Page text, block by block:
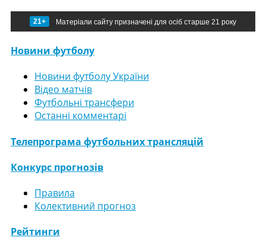
21+ Матеріали сайту призначені для осіб старше 21 року
Новини футболу
Новини футболу України
Відео матчів
Футбольні трансфери
Останні комментарі
Телепрограма футбольних трансляцій
Конкурс прогнозів
Правила
Колективний прогноз
Рейтинги